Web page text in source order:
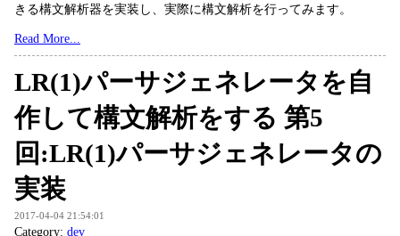
きる構文解析器を実装し、実際に構文解析を行ってみます。
Read More...
LR(1)パーサジェネレータを自
作して構文解析をする 第5
回:LR(1)パーサジェネレータの
実装
2017-04-04 21:54:01
Category: dev